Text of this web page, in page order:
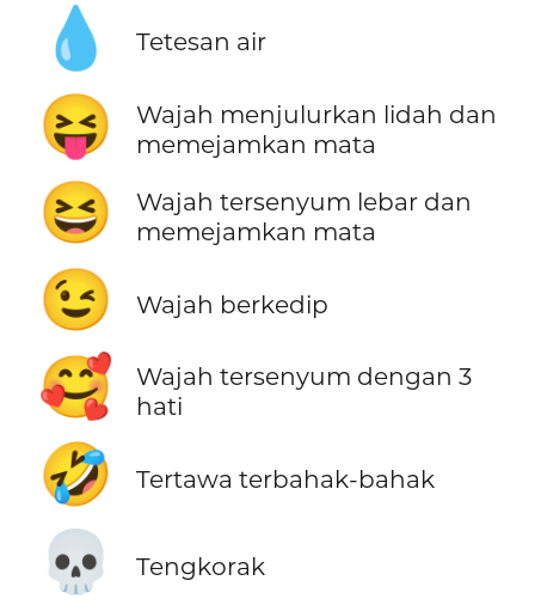
💧 Tetesan air
😝
Wajah menjulurkan lidah dan
memejamkan mata
😆
Wajah tersenyum lebar dan
memejamkan mata
😉 Wajah berkedip
🥰
Wajah tersenyum dengan 3
hati
🤣 Tertawa terbahak-bahak
💀 Tengkorak